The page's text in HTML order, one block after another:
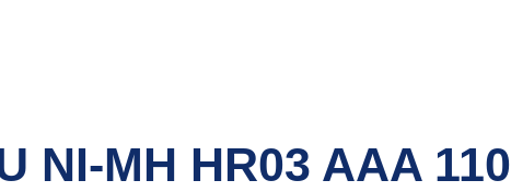
NI-MH HR03 AAA